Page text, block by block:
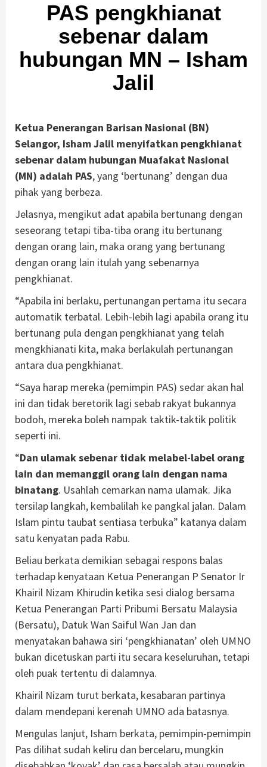
PAS pengkhianat
sebenar dalam
hubungan MN – Isham
Jalil
Ketua Penerangan Barisan Nasional (BN)
Selangor, Isham Jalil menyifatkan pengkhianat
sebenar dalam hubungan Muafakat Nasional
(MN) adalah PAS, yang ‘bertunang’ dengan dua
pihak yang berbeza.
Jelasnya, mengikut adat apabila bertunang dengan
seseorang tetapi tiba-tiba orang itu bertunang
dengan orang lain, maka orang yang bertunang
dengan orang lain itulah yang sebenarnya
pengkhianat.
“Apabila ini berlaku, pertunangan pertama itu secara
automatik terbatal. Lebih-lebih lagi apabila orang itu
bertunang pula dengan pengkhianat yang telah
mengkhianati kita, maka berlakulah pertunangan
antara dua pengkhianat.
“Saya harap mereka (pemimpin PAS) sedar akan hal
ini dan tidak beretorik lagi sebab rakyat bukannya
bodoh, mereka boleh nampak taktik-taktik politik
seperti ini.
“Dan ulamak sebenar tidak melabel-label orang
lain dan memanggil orang lain dengan nama
binatang. Usahlah cemarkan nama ulamak. Jika
tersilap langkah, kembalilah ke pangkal jalan. Dalam
Islam pintu taubat sentiasa terbuka” katanya dalam
satu kenyatan pada Rabu.
Beliau berkata demikian sebagai respons balas
terhadap kenyataan Ketua Penerangan P Senator Ir
Khairil Nizam Khirudin ketika sesi dialog bersama
Ketua Penerangan Parti Pribumi Bersatu Malaysia
(Bersatu), Datuk Wan Saiful Wan Jan dan
menyatakan bahawa siri ‘pengkhianatan’ oleh UMNO
bukan dicetuskan parti itu secara keseluruhan, tetapi
oleh puak tertentu di dalamnya.
Khairil Nizam turut berkata, kesabaran partinya
dalam mendepani kerenah UMNO ada batasnya.
Mengulas lanjut, Isham berkata, pemimpin-pemimpin
Pas dilihat sudah keliru dan bercelaru, mungkin